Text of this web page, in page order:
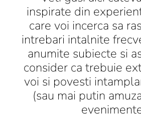
inspirate din
care voi incerca sa
intrebari intalnite
anumite subiecte si
consider ca trebuie
voi si povesti
(sau mai putin